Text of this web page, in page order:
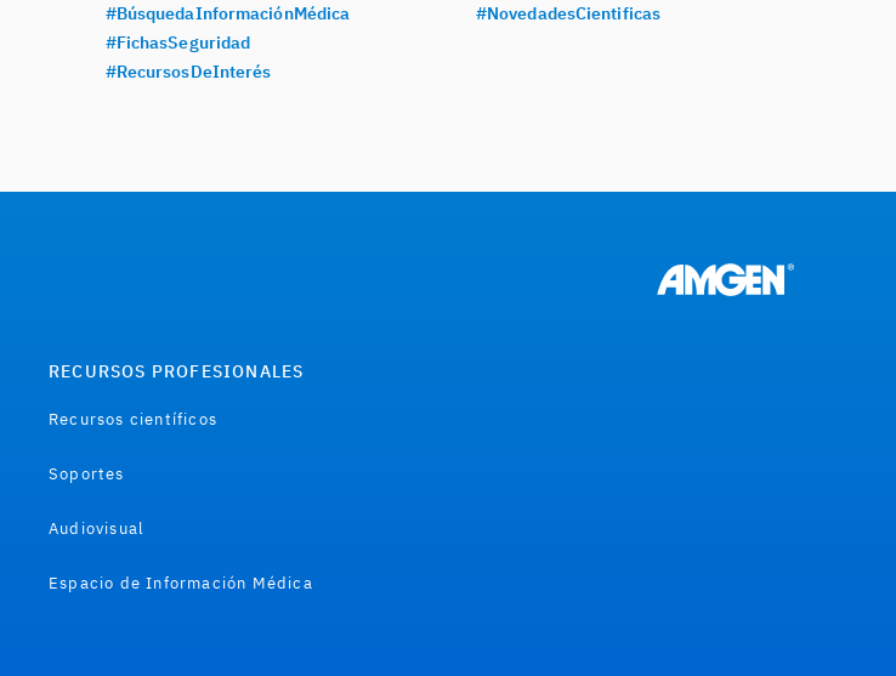
#BúsquedaInformaciónMédica
#FichasSeguridad
#RecursosDeInterés
#NovedadesCientificas
RECURSOS PROFESIONALES
Recursos científicos
Soportes
Audiovisual
Espacio de Información Médica